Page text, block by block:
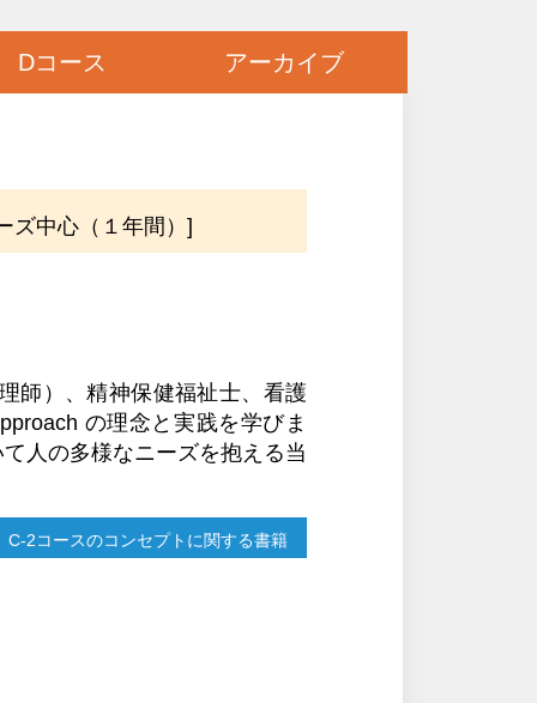
Dコース アーカイブ
ズ中心（１年間）]
師）、精神保健福祉士、看護
の理念と実践を学びま
人の多様なニーズを抱える当
C-2コースのコンセプトに関する書籍